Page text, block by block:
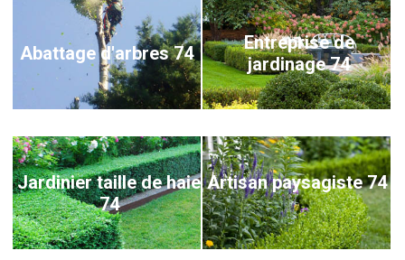
Abattage d'arbres 74
Entreprise de
jardinage 74
Jardinier taille de haie
74
Artisan paysagiste 74